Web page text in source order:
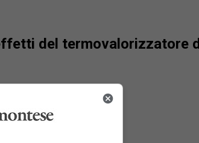
del termovalorizzatore